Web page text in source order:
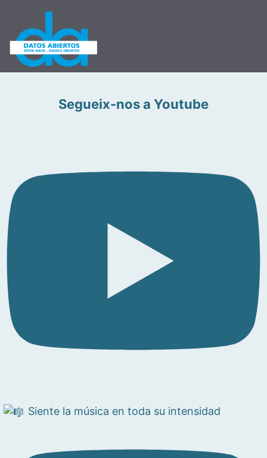
Segueix-nos a Youtube
Siente la música en toda su intensidad